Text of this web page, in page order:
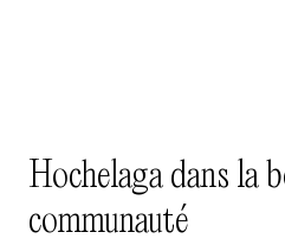
Hochelaga dans la
communauté